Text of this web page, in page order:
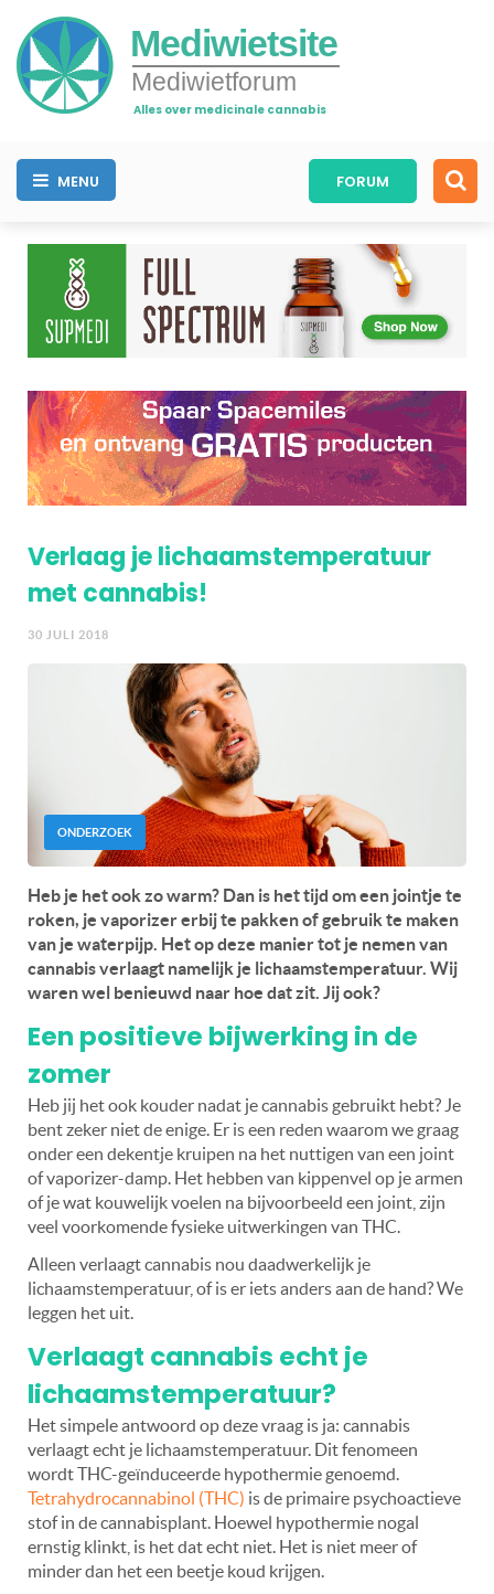
Mediwietsite
Mediwietforum
Alles over medicinale cannabis
MENU FORUM
Verlaag je lichaamstemperatuur
met cannabis!
30 JULI 2018
ONDERZOEK
Heb je het ook zo warm? Dan is het tijd om een jointje te
roken, je vaporizer erbij te pakken of gebruik te maken
van je waterpijp. Het op deze manier tot je nemen van
cannabis verlaagt namelijk je lichaamstemperatuur. Wij
waren wel benieuwd naar hoe dat zit. Jij ook?
Een positieve bijwerking in de
zomer
Heb jij het ook kouder nadat je cannabis gebruikt hebt? Je
bent zeker niet de enige. Er is een reden waarom we graag
onder een dekentje kruipen na het nuttigen van een joint
of vaporizer-damp. Het hebben van kippenvel op je armen
of je wat kouwelijk voelen na bijvoorbeeld een joint, zijn
veel voorkomende fysieke uitwerkingen van THC.
Alleen verlaagt cannabis nou daadwerkelijk je
lichaamstemperatuur, of is er iets anders aan de hand? We
leggen het uit.
Verlaagt cannabis echt je
lichaamstemperatuur?
Het simpele antwoord op deze vraag is ja: cannabis
verlaagt echt je lichaamstemperatuur. Dit fenomeen
wordt THC-geïnduceerde hypothermie genoemd.
Tetrahydrocannabinol (THC) is de primaire psychoactieve
stof in de cannabisplant. Hoewel hypothermie nogal
ernstig klinkt, is het dat echt niet. Het is niet meer of
minder dan het een beetje koud krijgen.